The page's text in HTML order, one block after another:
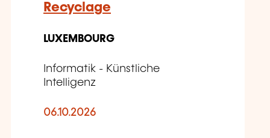
Recyclage
LUXEMBOURG
Informatik - Künstliche
Intelligenz
06.10.2026